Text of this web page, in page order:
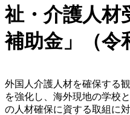
祉・介護人材
補助金」（令
外国人介護人材を確保する
を強化し、海外現地の学校
の人材確保に資する取組に